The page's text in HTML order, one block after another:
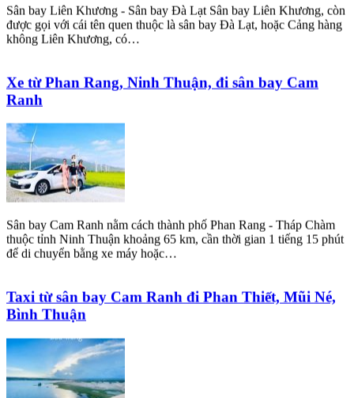
Sân bay Liên Khương - Sân bay Đà Lạt Sân bay Liên Khương, còn
được gọi với cái tên quen thuộc là sân bay Đà Lạt, hoặc Cảng hàng
không Liên Khương, có…
Xe từ Phan Rang, Ninh Thuận, đi sân bay Cam
Ranh
Sân bay Cam Ranh nằm cách thành phố Phan Rang - Tháp Chàm
thuộc tỉnh Ninh Thuận khoảng 65 km, cần thời gian 1 tiếng 15 phút
để di chuyển bằng xe máy hoặc…
Taxi từ sân bay Cam Ranh đi Phan Thiết, Mũi Né,
Bình Thuận